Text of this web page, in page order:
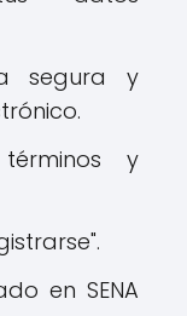
segura y
y
en SENA